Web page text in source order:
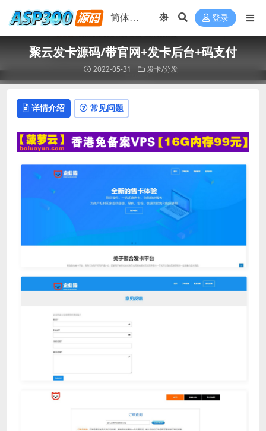
登录
聚云发卡源码/带官网+发卡后台+码支付
2022-05-31 发卡/分发
详情介绍 常见问题